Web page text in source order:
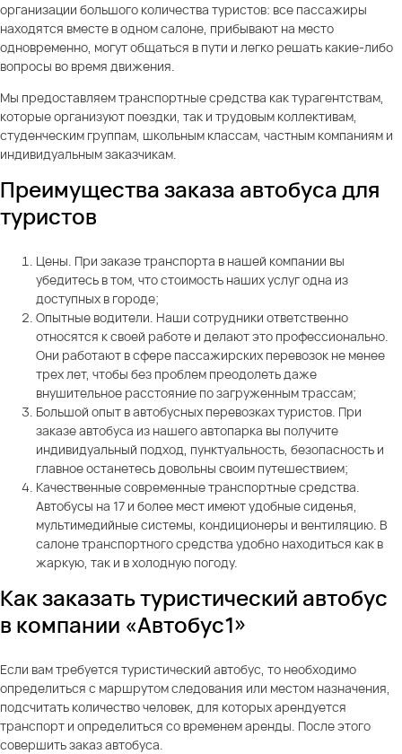
организации большого количества туристов: все пассажиры
находятся вместе в одном салоне, прибывают на место
одновременно, могут общаться в пути и легко решать какие-либо
вопросы во время движения.
Мы предоставляем транспортные средства как турагентствам,
которые организуют поездки, так и трудовым коллективам,
студенческим группам, школьным классам, частным компаниям и
индивидуальным заказчикам.
Преимущества заказа автобуса для
туристов
Цены. При заказе транспорта в нашей компании вы
убедитесь в том, что стоимость наших услуг одна из
доступных в городе;
Опытные водители. Наши сотрудники ответственно
относятся к своей работе и делают это профессионально.
Они работают в сфере пассажирских перевозок не менее
трех лет, чтобы без проблем преодолеть даже
внушительное расстояние по загруженным трассам;
Большой опыт в автобусных перевозках туристов. При
заказе автобуса из нашего автопарка вы получите
индивидуальный подход, пунктуальность, безопасность и
главное останетесь довольны своим путешествием;
Качественные современные транспортные средства.
Автобусы на 17 и более мест имеют удобные сиденья,
мультимедийные системы, кондиционеры и вентиляцию. В
салоне транспортного средства удобно находиться как в
жаркую, так и в холодную погоду.
Как заказать туристический автобус
в компании «Автобус1»
Если вам требуется туристический автобус, то необходимо
определиться с маршрутом следования или местом назначения,
подсчитать количество человек, для которых арендуется
транспорт и определиться со временем аренды. После этого
совершить заказ автобуса.